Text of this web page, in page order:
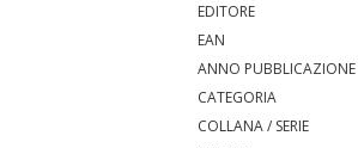
EDITORE
EAN
ANNO PUBBLICAZIONE
CATEGORIA
COLLANA / SERIE